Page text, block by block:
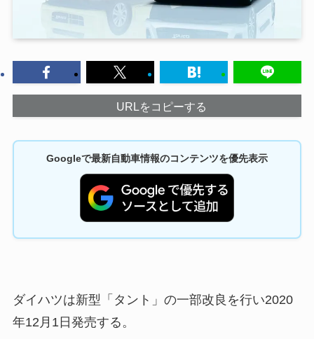
URLをコピーする
Googleで最新自動車情報のコンテンツを優先表示
ダイハツは新型「タント」の一部改良を行い2020
年12月1日発売する。